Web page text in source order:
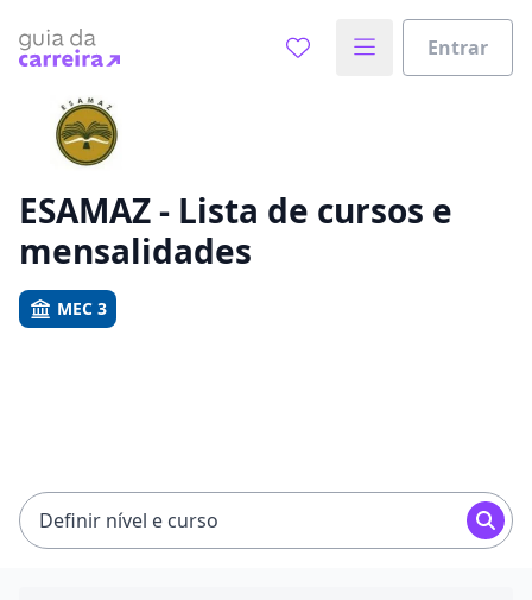
Entrar
Vamos te guiar no caminho ideal para seus estudos
ESAMAZ - Lista de cursos e
mensalidades
MEC 3
Definir nível e curso